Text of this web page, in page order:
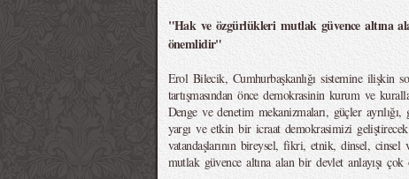
"Hak ve özgürlükleri mutlak güvence altına
önemlidir"
Erol Bilecik, Cumhurbaşkanlığı sistemine ilişkin
tartışmasından önce demokrasinin kurum ve
Denge ve denetim mekanizmaları, güçler ayrılığı,
yargı ve etkin bir icraat demokrasimizi
vatandaşlarının bireysel, fikri, etnik, dinsel,
mutlak güvence altına alan bir devlet anlayışı